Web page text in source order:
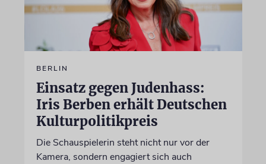
BERLIN
Einsatz gegen Judenhass:
Iris Berben erhält Deutschen
Kulturpolitikpreis
Die Schauspielerin steht nicht nur vor der
Kamera, sondern engagiert sich auch